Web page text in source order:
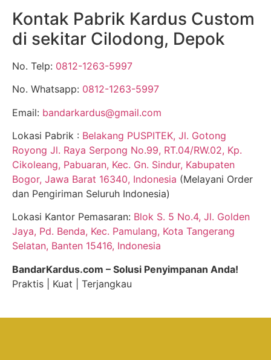
Kontak Pabrik Kardus Custom
di sekitar Cilodong, Depok
No. Telp: 0812-1263-5997
No. Whatsapp: 0812-1263-5997
Email: bandarkardus@gmail.com
Lokasi Pabrik : Belakang PUSPITEK, Jl. Gotong
Royong Jl. Raya Serpong No.99, RT.04/RW.02, Kp.
Cikoleang, Pabuaran, Kec. Gn. Sindur, Kabupaten
Bogor, Jawa Barat 16340, Indonesia (Melayani Order
dan Pengiriman Seluruh Indonesia)
Lokasi Kantor Pemasaran: Blok S. 5 No.4, Jl. Golden
Jaya, Pd. Benda, Kec. Pamulang, Kota Tangerang
Selatan, Banten 15416, Indonesia
BandarKardus.com – Solusi Penyimpanan Anda!
Praktis | Kuat | Terjangkau